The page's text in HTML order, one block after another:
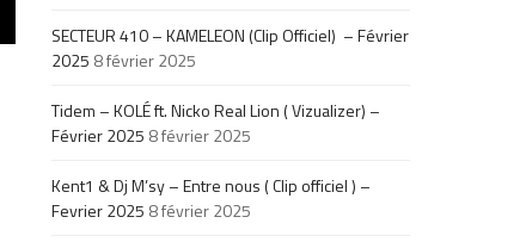
SECTEUR 410 – KAMELEON (Clip Officiel) – Février
2025 8 février 2025
Tidem – KOLÉ ft. Nicko Real Lion ( Vizualizer) –
Février 2025 8 février 2025
Kent1 & Dj M’sy – Entre nous ( Clip officiel ) –
Fevrier 2025 8 février 2025